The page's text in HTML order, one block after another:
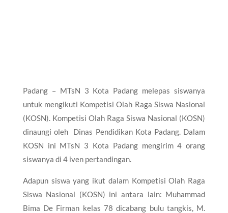
Padang – MTsN 3 Kota Padang melepas siswanya
untuk mengikuti Kompetisi Olah Raga Siswa Nasional
(KOSN). Kompetisi Olah Raga Siswa Nasional (KOSN)
dinaungi oleh Dinas Pendidikan Kota Padang. Dalam
KOSN ini MTsN 3 Kota Padang mengirim 4 orang
siswanya di 4 iven pertandingan.
Adapun siswa yang ikut dalam Kompetisi Olah Raga
Siswa Nasional (KOSN) ini antara lain: Muhammad
Bima De Firman kelas 78 dicabang bulu tangkis, M.